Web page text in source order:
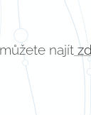
najít